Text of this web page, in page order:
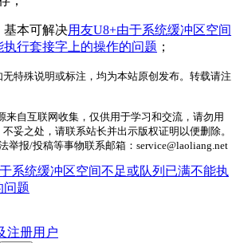
基本可解决用友U8+由于系统缓冲区空间
行套接字上的操作的问题 ；
特殊说明或标注，均为本站原创发布。转载请注
来自互联网收集，仅供用于学习和交流，请勿用
妥之处，请联系站长并出示版权证明以便删除。
举报/投稿等事物联系邮箱：service@laoliang.net
系统缓冲区空间不足或队列已满不能执
问题
注册用户